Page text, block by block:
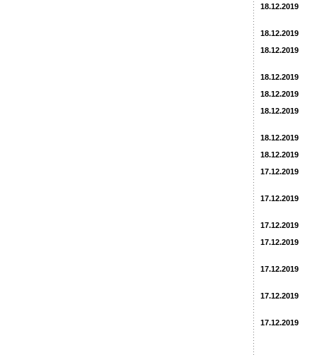
18.12.2019
18.12.2019
18.12.2019
18.12.2019
18.12.2019
18.12.2019
18.12.2019
18.12.2019
17.12.2019
17.12.2019
17.12.2019
17.12.2019
17.12.2019
17.12.2019
17.12.2019